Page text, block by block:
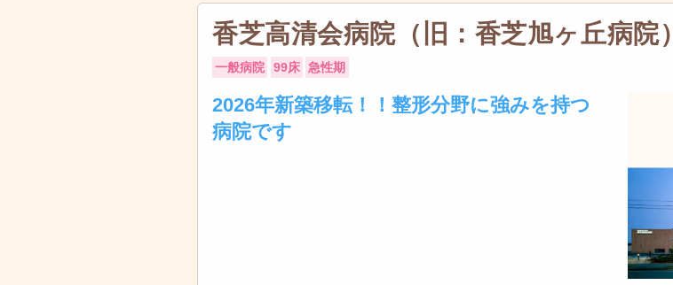
香芝高清会病院（旧：香芝旭ヶ丘病院）
一般病院 99床 急性期
2026年新築移転！！整形分野に強みを持つ
病院です